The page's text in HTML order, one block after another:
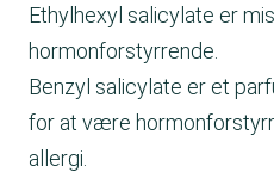
Ethylhexyl salicylate er
hormonforstyrrende.
Benzyl salicylate er et
for at være
allergi.